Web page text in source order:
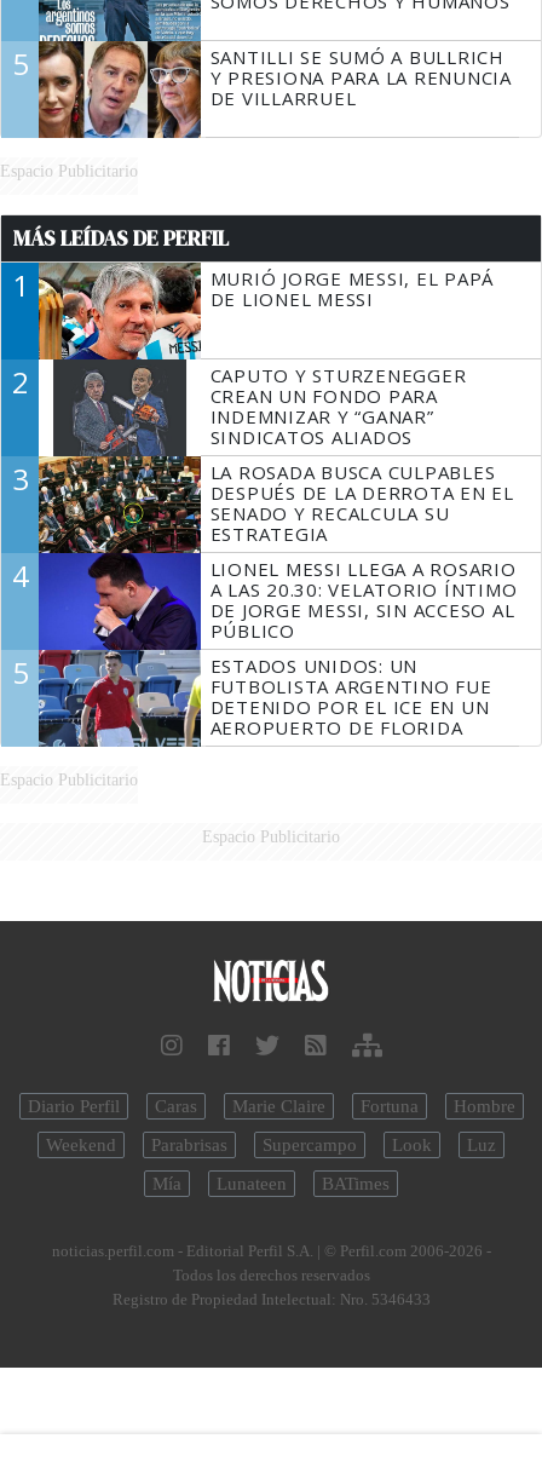
5
SANTILLI SE SUMÓ A BULLRICH
Y PRESIONA PARA LA RENUNCIA
DE VILLARRUEL
Espacio Publicitario
MÁS LEÍDAS DE PERFIL
1
MURIÓ JORGE MESSI, EL PAPÁ
DE LIONEL MESSI
2
CAPUTO Y STURZENEGGER
CREAN UN FONDO PARA
INDEMNIZAR Y “GANAR”
SINDICATOS ALIADOS
3
LA ROSADA BUSCA CULPABLES
DESPUÉS DE LA DERROTA EN EL
SENADO Y RECALCULA SU
ESTRATEGIA
4
LIONEL MESSI LLEGA A ROSARIO
A LAS 20.30: VELATORIO ÍNTIMO
DE JORGE MESSI, SIN ACCESO AL
PÚBLICO
5
ESTADOS UNIDOS: UN
FUTBOLISTA ARGENTINO FUE
DETENIDO POR EL ICE EN UN
AEROPUERTO DE FLORIDA
Espacio Publicitario
Espacio Publicitario
Diario Perfil Caras Marie Claire Fortuna
Hombre
Weekend
Parabrisas Supercampo Look
Luz
Mía
Lunateen BATimes
noticias.perfil.com - Editorial Perfil S.A. | © Perfil.com 2006-2026 -
Todos los derechos reservados
Registro de Propiedad Intelectual: Nro. 5346433